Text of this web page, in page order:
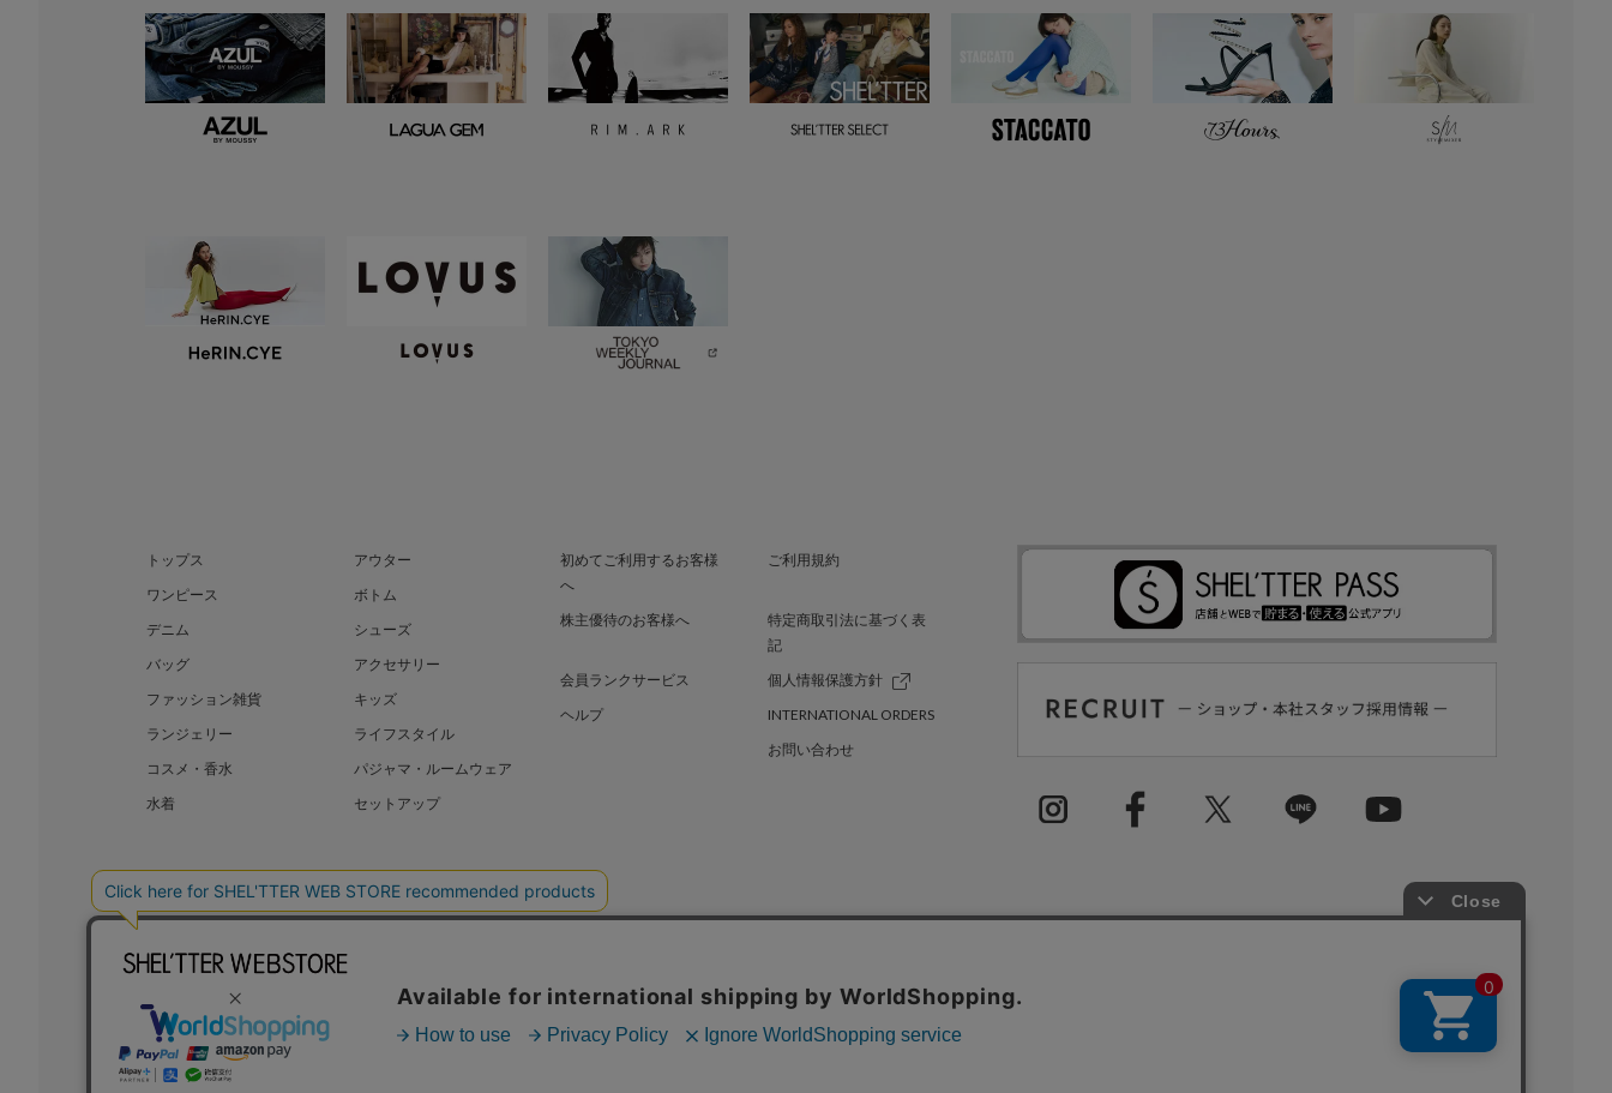
トップス
アウター
ワンピース
ボトム
デニム
シューズ
バッグ
アクセサリー
ファッション雑貨
キッズ
ランジェリー
ライフスタイル
コスメ・香水
パジャマ・ルームウェア
水着
セットアップ
初めてご利用するお客様
へ
ご利用規約
株主優待のお客様へ
特定商取引法に基づく表
記
会員ランクサービス
個人情報保護方針
ヘルプ
INTERNATIONAL ORDERS
お問い合わせ
BAROQUE JAPAN LIMITED SHEL’TTER GREEN 採用情報
COPYRIGHT © BAROQUE JAPAN LIMITED ALL RIGHTS RESERVED.